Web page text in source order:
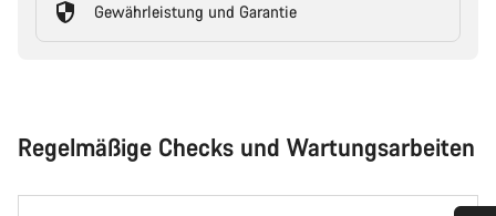
Gewährleistung und Garantie
Regelmäßige Checks und Wartungsarbeiten